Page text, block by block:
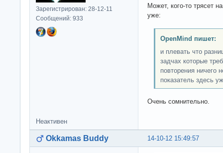
Зарегистрирован: 28-12-11
Сообщений: 933
Может, кого-то трясет
уже:
OpenMind пишет:
и плевать что
задчах которые
повторения ничего
показатель здесь
Очень сомнительно.
Неактивен
14-10-12 15:49:57
Okkamas Buddy